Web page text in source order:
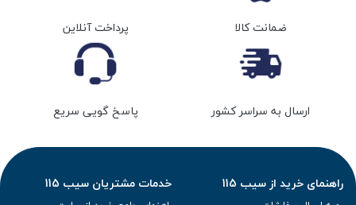
ضمانت کالا پرداخت آنلاین
ارسال به سراسر کشور پاسخ گویی سریع
راهنمای خرید از سیب 115 خدمات مشتریان سیب 115